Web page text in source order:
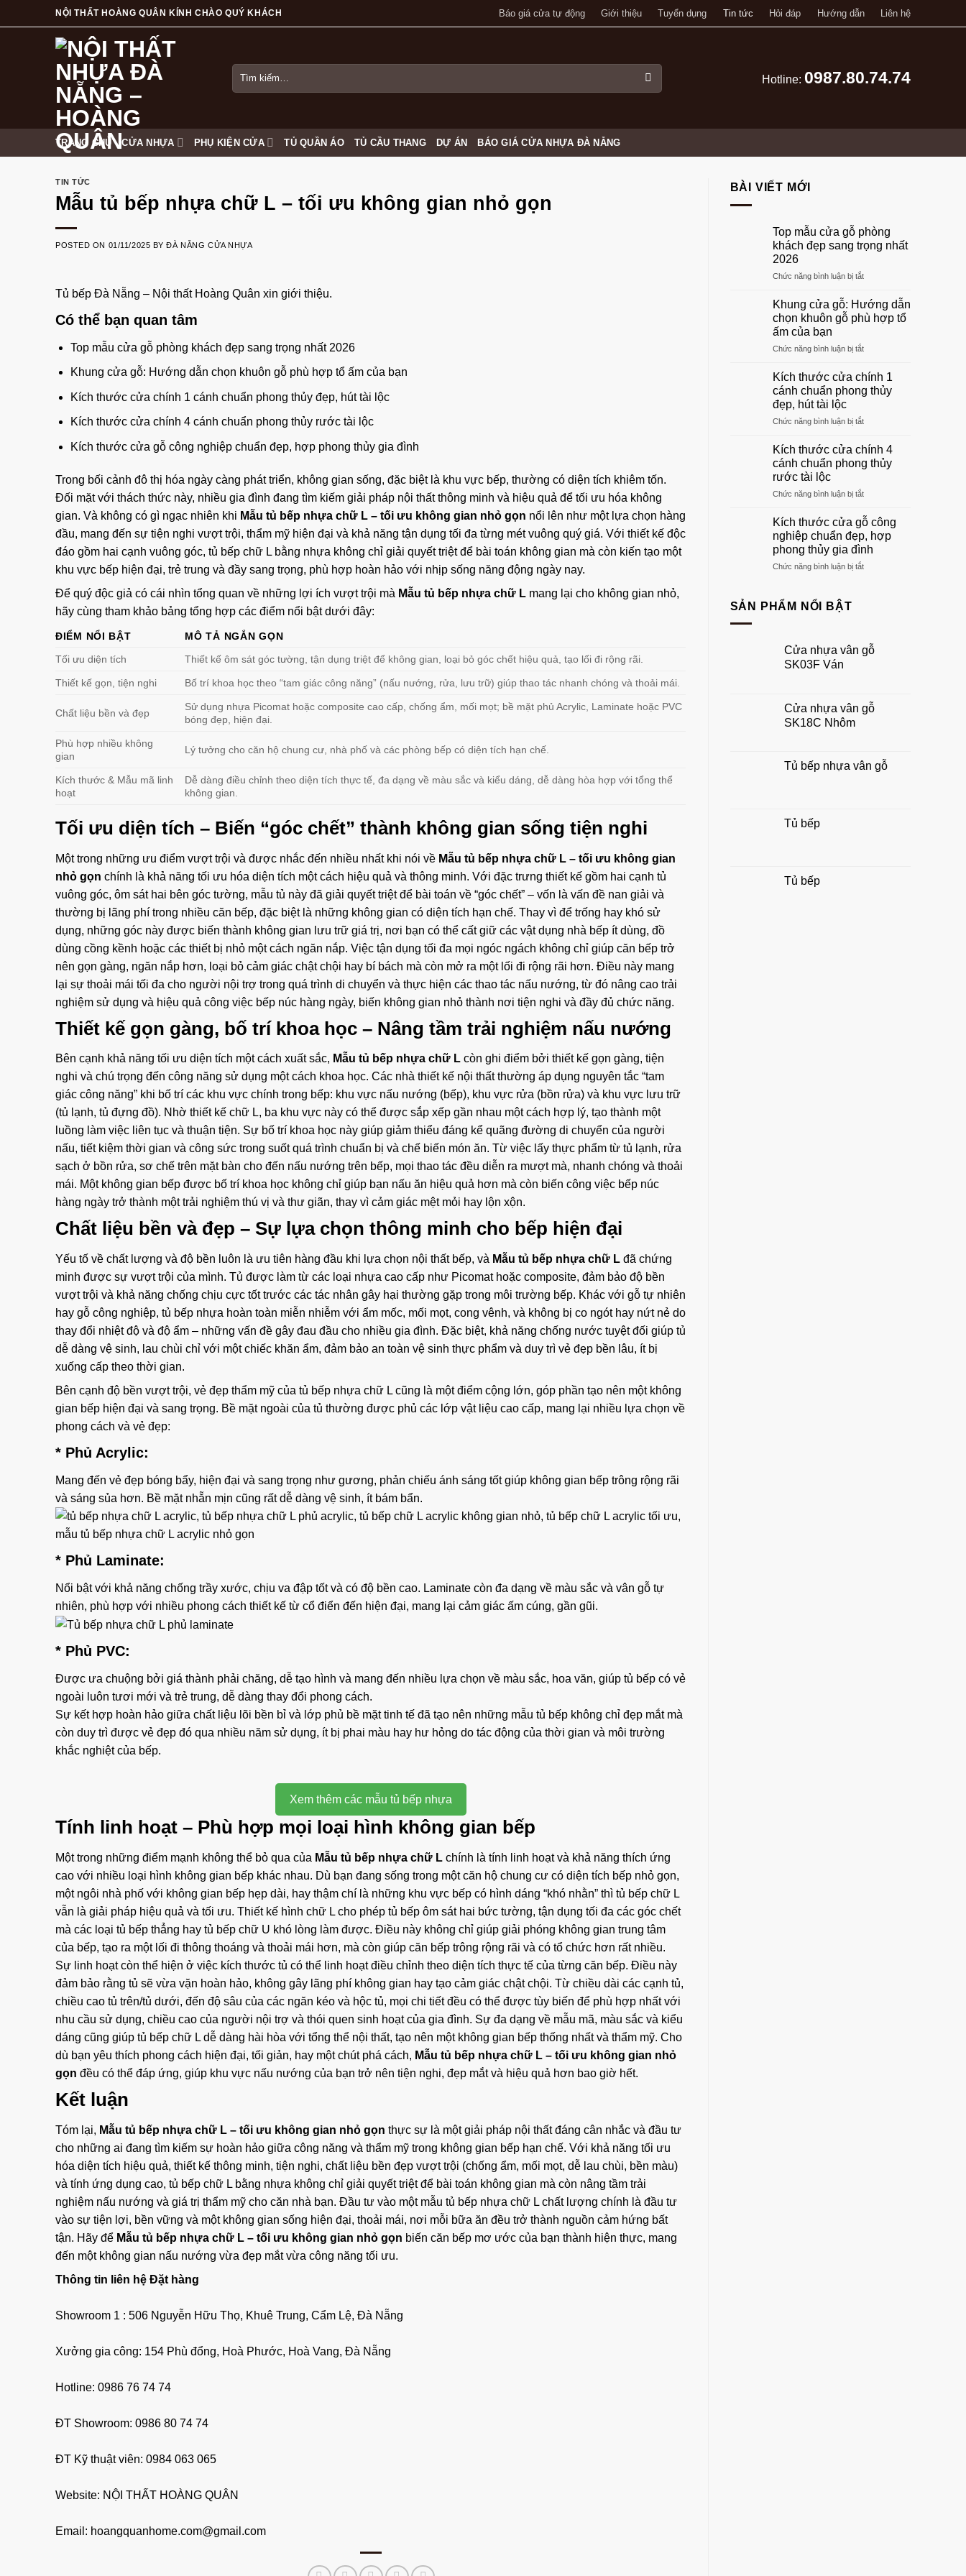
to
NỘI THẤT HOÀNG QUÂN KÍNH CHÀO QUÝ KHÁCH Báo giá cửa tự động Giới thiệu Tuyển dụng Tin tức Hỏi đáp Hướng dẫn Liên hệ
Tìm
kiếm:
Hotline: 0987.80.74.74
TRANG CHỦ CỬA NHỰA PHỤ KIỆN CỬA TỦ QUẦN ÁO TỦ CẦU THANG DỰ ÁN BÁO GIÁ CỬA NHỰA ĐÀ NẴNG
TIN TỨC
Mẫu tủ bếp nhựa chữ L – tối ưu không gian nhỏ gọn
POSTED ON 01/11/2025 BYĐÀ NẴNG CỬA NHỰA
Tủ bếp Đà Nẵng – Nội thất Hoàng Quân xin giới thiệu.
Có thể bạn quan tâm
Top mẫu cửa gỗ phòng khách đẹp sang trọng nhất 2026
Khung cửa gỗ: Hướng dẫn chọn khuôn gỗ phù hợp tổ ấm của bạn
Kích thước cửa chính 1 cánh chuẩn phong thủy đẹp, hút tài lộc
Kích thước cửa chính 4 cánh chuẩn phong thủy rước tài lộc
Kích thước cửa gỗ công nghiệp chuẩn đẹp, hợp phong thủy gia đình
Trong bối cảnh đô thị hóa ngày càng phát triển, không gian sống, đặc biệt là khu vực bếp, thường có diện tích khiêm tốn.
Đối mặt với thách thức này, nhiều gia đình đang tìm kiếm giải pháp nội thất thông minh và hiệu quả để tối ưu hóa không
gian. Và không có gì ngạc nhiên khi Mẫu tủ bếp nhựa chữ L – tối ưu không gian nhỏ gọn nổi lên như một lựa chọn hàng
đầu, mang đến sự tiện nghi vượt trội, thẩm mỹ hiện đại và khả năng tận dụng tối đa từng mét vuông quý giá. Với thiết kế độc
đáo gồm hai cạnh vuông góc, tủ bếp chữ L bằng nhựa không chỉ giải quyết triệt để bài toán không gian mà còn kiến tạo một
khu vực bếp hiện đại, trẻ trung và đầy sang trọng, phù hợp hoàn hảo với nhịp sống năng động ngày nay.
Để quý độc giả có cái nhìn tổng quan về những lợi ích vượt trội mà Mẫu tủ bếp nhựa chữ L mang lại cho không gian nhỏ,
hãy cùng tham khảo bảng tổng hợp các điểm nổi bật dưới đây:
ĐIỂM NỔI BẬT
MÔ TẢ NGẮN GỌN
Tối ưu diện tích
Thiết kế ôm sát góc tường, tận dụng triệt để không gian, loại bỏ góc chết hiệu quả, tạo lối đi rộng rãi.
Thiết kế gọn, tiện nghi Bố trí khoa học theo “tam giác công năng” (nấu nướng, rửa, lưu trữ) giúp thao tác nhanh chóng và thoải mái.
Chất liệu bền và đẹp
Sử dụng nhựa Picomat hoặc composite cao cấp, chống ẩm, mối mọt; bề mặt phủ Acrylic, Laminate hoặc PVC
bóng đẹp, hiện đại.
Phù hợp nhiều không
gian
Lý tưởng cho căn hộ chung cư, nhà phố và các phòng bếp có diện tích hạn chế.
Kích thước & Mẫu mã linh
hoạt
Dễ dàng điều chỉnh theo diện tích thực tế, đa dạng về màu sắc và kiểu dáng, dễ dàng hòa hợp với tổng thể
không gian.
Tối ưu diện tích – Biến “góc chết” thành không gian sống tiện nghi
Một trong những ưu điểm vượt trội và được nhắc đến nhiều nhất khi nói về Mẫu tủ bếp nhựa chữ L – tối ưu không gian
nhỏ gọn chính là khả năng tối ưu hóa diện tích một cách hiệu quả và thông minh. Với đặc trưng thiết kế gồm hai cạnh tủ
vuông góc, ôm sát hai bên góc tường, mẫu tủ này đã giải quyết triệt để bài toán về “góc chết” – vốn là vấn đề nan giải và
thường bị lãng phí trong nhiều căn bếp, đặc biệt là những không gian có diện tích hạn chế. Thay vì để trống hay khó sử
dụng, những góc này được biến thành không gian lưu trữ giá trị, nơi bạn có thể cất giữ các vật dụng nhà bếp ít dùng, đồ
dùng cồng kềnh hoặc các thiết bị nhỏ một cách ngăn nắp. Việc tận dụng tối đa mọi ngóc ngách không chỉ giúp căn bếp trở
nên gọn gàng, ngăn nắp hơn, loại bỏ cảm giác chật chội hay bí bách mà còn mở ra một lối đi rộng rãi hơn. Điều này mang
lại sự thoải mái tối đa cho người nội trợ trong quá trình di chuyển và thực hiện các thao tác nấu nướng, từ đó nâng cao trải
nghiệm sử dụng và hiệu quả công việc bếp núc hàng ngày, biến không gian nhỏ thành nơi tiện nghi và đầy đủ chức năng.
Thiết kế gọn gàng, bố trí khoa học – Nâng tầm trải nghiệm nấu nướng
Bên cạnh khả năng tối ưu diện tích một cách xuất sắc, Mẫu tủ bếp nhựa chữ L còn ghi điểm bởi thiết kế gọn gàng, tiện
nghi và chú trọng đến công năng sử dụng một cách khoa học. Các nhà thiết kế nội thất thường áp dụng nguyên tắc “tam
giác công năng” khi bố trí các khu vực chính trong bếp: khu vực nấu nướng (bếp), khu vực rửa (bồn rửa) và khu vực lưu trữ
(tủ lạnh, tủ đựng đồ). Nhờ thiết kế chữ L, ba khu vực này có thể được sắp xếp gần nhau một cách hợp lý, tạo thành một
luồng làm việc liên tục và thuận tiện. Sự bố trí khoa học này giúp giảm thiểu đáng kể quãng đường di chuyển của người
nấu, tiết kiệm thời gian và công sức trong suốt quá trình chuẩn bị và chế biến món ăn. Từ việc lấy thực phẩm từ tủ lạnh, rửa
sạch ở bồn rửa, sơ chế trên mặt bàn cho đến nấu nướng trên bếp, mọi thao tác đều diễn ra mượt mà, nhanh chóng và thoải
mái. Một không gian bếp được bố trí khoa học không chỉ giúp bạn nấu ăn hiệu quả hơn mà còn biến công việc bếp núc
hàng ngày trở thành một trải nghiệm thú vị và thư giãn, thay vì cảm giác mệt mỏi hay lộn xộn.
Chất liệu bền và đẹp – Sự lựa chọn thông minh cho bếp hiện đại
Yếu tố về chất lượng và độ bền luôn là ưu tiên hàng đầu khi lựa chọn nội thất bếp, và Mẫu tủ bếp nhựa chữ L đã chứng
minh được sự vượt trội của mình. Tủ được làm từ các loại nhựa cao cấp như Picomat hoặc composite, đảm bảo độ bền
vượt trội và khả năng chống chịu cực tốt trước các tác nhân gây hại thường gặp trong môi trường bếp. Khác với gỗ tự nhiên
hay gỗ công nghiệp, tủ bếp nhựa hoàn toàn miễn nhiễm với ẩm mốc, mối mọt, cong vênh, và không bị co ngót hay nứt nẻ do
thay đổi nhiệt độ và độ ẩm – những vấn đề gây đau đầu cho nhiều gia đình. Đặc biệt, khả năng chống nước tuyệt đối giúp tủ
dễ dàng vệ sinh, lau chùi chỉ với một chiếc khăn ẩm, đảm bảo an toàn vệ sinh thực phẩm và duy trì vẻ đẹp bền lâu, ít bị
xuống cấp theo thời gian.
Bên cạnh độ bền vượt trội, vẻ đẹp thẩm mỹ của tủ bếp nhựa chữ L cũng là một điểm cộng lớn, góp phần tạo nên một không
gian bếp hiện đại và sang trọng. Bề mặt ngoài của tủ thường được phủ các lớp vật liệu cao cấp, mang lại nhiều lựa chọn về
phong cách và vẻ đẹp:
* Phủ Acrylic:
Mang đến vẻ đẹp bóng bẩy, hiện đại và sang trọng như gương, phản chiếu ánh sáng tốt giúp không gian bếp trông rộng rãi
và sáng sủa hơn. Bề mặt nhẵn mịn cũng rất dễ dàng vệ sinh, ít bám bẩn.
* Phủ Laminate:
Nổi bật với khả năng chống trầy xước, chịu va đập tốt và có độ bền cao. Laminate còn đa dạng về màu sắc và vân gỗ tự
nhiên, phù hợp với nhiều phong cách thiết kế từ cổ điển đến hiện đại, mang lại cảm giác ấm cúng, gần gũi.
* Phủ PVC:
Được ưa chuộng bởi giá thành phải chăng, dễ tạo hình và mang đến nhiều lựa chọn về màu sắc, hoa văn, giúp tủ bếp có vẻ
ngoài luôn tươi mới và trẻ trung, dễ dàng thay đổi phong cách.
Sự kết hợp hoàn hảo giữa chất liệu lõi bền bỉ và lớp phủ bề mặt tinh tế đã tạo nên những mẫu tủ bếp không chỉ đẹp mắt mà
còn duy trì được vẻ đẹp đó qua nhiều năm sử dụng, ít bị phai màu hay hư hỏng do tác động của thời gian và môi trường
khắc nghiệt của bếp.
Xem thêm các mẫu tủ bếp nhựa
Tính linh hoạt – Phù hợp mọi loại hình không gian bếp
Một trong những điểm mạnh không thể bỏ qua của Mẫu tủ bếp nhựa chữ L chính là tính linh hoạt và khả năng thích ứng
cao với nhiều loại hình không gian bếp khác nhau. Dù bạn đang sống trong một căn hộ chung cư có diện tích bếp nhỏ gọn,
một ngôi nhà phố với không gian bếp hẹp dài, hay thậm chí là những khu vực bếp có hình dáng “khó nhằn” thì tủ bếp chữ L
vẫn là giải pháp hiệu quả và tối ưu. Thiết kế hình chữ L cho phép tủ bếp ôm sát hai bức tường, tận dụng tối đa các góc chết
mà các loại tủ bếp thẳng hay tủ bếp chữ U khó lòng làm được. Điều này không chỉ giúp giải phóng không gian trung tâm
của bếp, tạo ra một lối đi thông thoáng và thoải mái hơn, mà còn giúp căn bếp trông rộng rãi và có tổ chức hơn rất nhiều.
Sự linh hoạt còn thể hiện ở việc kích thước tủ có thể linh hoạt điều chỉnh theo diện tích thực tế của từng căn bếp. Điều này
đảm bảo rằng tủ sẽ vừa vặn hoàn hảo, không gây lãng phí không gian hay tạo cảm giác chật chội. Từ chiều dài các cạnh tủ,
chiều cao tủ trên/tủ dưới, đến độ sâu của các ngăn kéo và hộc tủ, mọi chi tiết đều có thể được tùy biến để phù hợp nhất với
nhu cầu sử dụng, chiều cao của người nội trợ và thói quen sinh hoạt của gia đình. Sự đa dạng về mẫu mã, màu sắc và kiểu
dáng cũng giúp tủ bếp chữ L dễ dàng hài hòa với tổng thể nội thất, tạo nên một không gian bếp thống nhất và thẩm mỹ. Cho
dù bạn yêu thích phong cách hiện đại, tối giản, hay một chút phá cách, Mẫu tủ bếp nhựa chữ L – tối ưu không gian nhỏ
gọn đều có thể đáp ứng, giúp khu vực nấu nướng của bạn trở nên tiện nghi, đẹp mắt và hiệu quả hơn bao giờ hết.
Kết luận
Tóm lại, Mẫu tủ bếp nhựa chữ L – tối ưu không gian nhỏ gọn thực sự là một giải pháp nội thất đáng cân nhắc và đầu tư
cho những ai đang tìm kiếm sự hoàn hảo giữa công năng và thẩm mỹ trong không gian bếp hạn chế. Với khả năng tối ưu
hóa diện tích hiệu quả, thiết kế thông minh, tiện nghi, chất liệu bền đẹp vượt trội (chống ẩm, mối mọt, dễ lau chùi, bền màu)
và tính ứng dụng cao, tủ bếp chữ L bằng nhựa không chỉ giải quyết triệt để bài toán không gian mà còn nâng tầm trải
nghiệm nấu nướng và giá trị thẩm mỹ cho căn nhà bạn. Đầu tư vào một mẫu tủ bếp nhựa chữ L chất lượng chính là đầu tư
vào sự tiện lợi, bền vững và một không gian sống hiện đại, thoải mái, nơi mỗi bữa ăn đều trở thành nguồn cảm hứng bất
tận. Hãy để Mẫu tủ bếp nhựa chữ L – tối ưu không gian nhỏ gọn biến căn bếp mơ ước của bạn thành hiện thực, mang
đến một không gian nấu nướng vừa đẹp mắt vừa công năng tối ưu.
Thông tin liên hệ Đặt hàng
Showroom 1 : 506 Nguyễn Hữu Thọ, Khuê Trung, Cẩm Lệ, Đà Nẵng
Xưởng gia công: 154 Phù đổng, Hoà Phước, Hoà Vang, Đà Nẵng
Hotline: 0986 76 74 74
ĐT Showroom: 0986 80 74 74
ĐT Kỹ thuật viên: 0984 063 065
Website: NỘI THẤT HOÀNG QUÂN
Email: hoangquanhome.com@gmail.com
BÀI VIẾT MỚI
Top mẫu cửa gỗ phòng
khách đẹp sang trọng nhất
2026
Chức năng bình luận bị tắtở
mẫu
cửa
gỗ
khách
sang
trọng
nhất
Khung cửa gỗ: Hướng dẫn
chọn khuôn gỗ phù hợp tổ
ấm của bạn
Chức năng bình luận bị tắtở
cửa
Hướng
chọn
gỗ
phù
hợp
ấm
bạn
Kích thước cửa chính 1
cánh chuẩn phong thủy
đẹp, hút tài lộc
Chức năng bình luận bị tắtở
thước
cửa
chính
cánh
phong
thủy
đẹp,
hút
tài
Kích thước cửa chính 4
cánh chuẩn phong thủy
rước tài lộc
Chức năng bình luận bị tắtở
thước
cửa
chính
4
cánh
Kích thước cửa gỗ công
nghiệp chuẩn đẹp, hợp
phong thủy gia đình
Chức năng bình luận bị tắtở
chuẩn
thủy
gia
SẢN PHẨM NỔI BẬT
Cửa nhựa vân gỗ
SK03F Ván
Cửa nhựa vân gỗ
SK18C Nhôm
Tủ bếp nhựa vân gỗ
Tủ bếp
Tủ bếp